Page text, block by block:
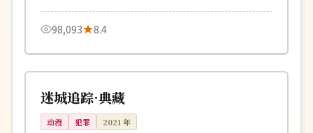
98,093 8.4
英国
独播 91分钟
迷城追踪·典藏
动漫 犯罪 2021 年